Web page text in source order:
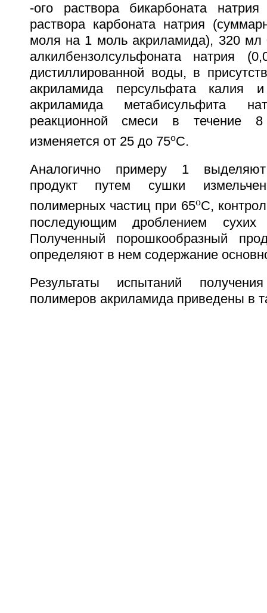
-ого раствора бикарбоната
раствора карбоната натрия
моля на 1 моль акриламида), 320 мл
алкилбензолсульфоната натрия
дистиллированной воды, в
акриламида персульфата
акриламида метабисульфита
реакционной смеси в течение
изменяется от 25 до 75oС.
Аналогично примеру 1
продукт путем сушки
полимерных частиц при 65oС,
последующим дроблением сухих
Полученный порошкообразный
определяют в нем содержание
Результаты испытаний
полимеров акриламида приведены в